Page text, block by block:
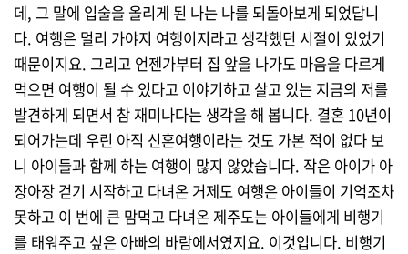
데, 그 말에 입술을 올리게 된 나는 나를 되돌아보게 되었답니
다. 여행은 멀리 가야지 여행이지라고 생각했던 시절이 있었기
때문이지요. 그리고 언젠가부터 집 앞을 나가도 마음을 다르게
먹으면 여행이 될 수 있다고 이야기하고 살고 있는 지금의 저를
발견하게 되면서 참 재미나다는 생각을 해 봅니다. 결혼 10년이
되어가는데 우린 아직 신혼여행이라는 것도 가본 적이 없다 보
니 아이들과 함께 하는 여행이 많지 않았습니다. 작은 아이가 아
장아장 걷기 시작하고 다녀온 거제도 여행은 아이들이 기억조차
못하고 이 번에 큰 맘먹고 다녀온 제주도는 아이들에게 비행기
를 태워주고 싶은 아빠의 바람에서였지요. 이것입니다. 비행기